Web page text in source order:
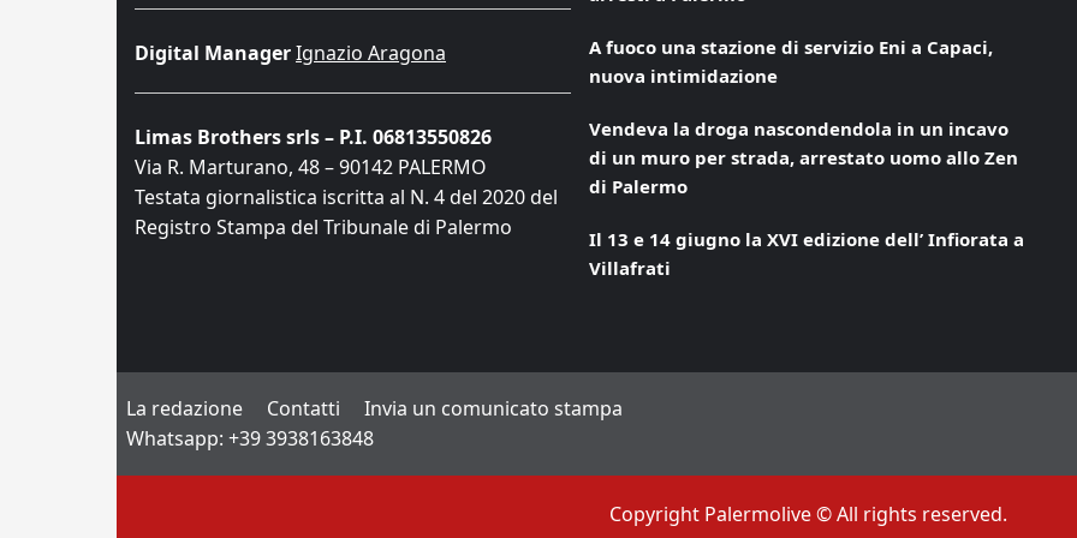
Digital ManagerIgnazio Aragona
Limas Brothers srls – P.I. 06813550826
Via R. Marturano, 48 – 90142 PALERMO
Testata giornalistica iscritta al N. 4 del 2020 del
Registro Stampa del Tribunale di Palermo
A fuoco una stazione di servizio Eni a Capaci,
nuova intimidazione
Vendeva la droga nascondendola in un incavo
di un muro per strada, arrestato uomo allo Zen
di Palermo
Il 13 e 14 giugno la XVI edizione dell’ Infiorata a
Villafrati
La redazione Contatti
Invia un comunicato stampa
Whatsapp: +39 3938163848
Copyright Palermolive © All rights reserved.